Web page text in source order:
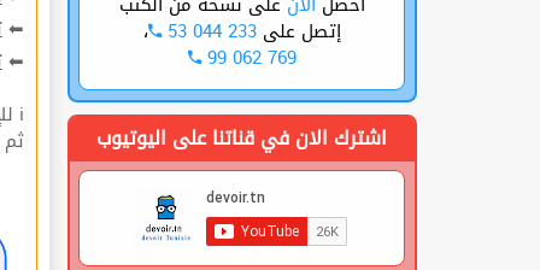
⬅
⬅
ℹ للإشتراك قوم بعملية التسجيل🔐 في الموقع |
إتصل على53 044 233 ،
99 062 769
اشترك الان في قناتنا على اليوتيوب